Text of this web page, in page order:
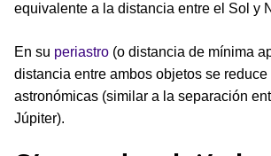
equivalente a la distancia entre el Sol y
En su periastro (o distancia de mínima
distancia entre ambos objetos se
astronómicas (similar a la separación
Júpiter).